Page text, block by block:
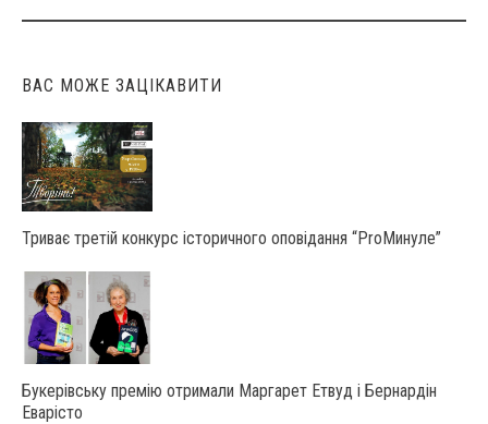
ВАС МОЖЕ ЗАЦІКАВИТИ
Триває третій конкурс історичного оповідання “ProМинуле”
Букерівську премію отримали Маргарет Етвуд і Бернардін
Еварісто